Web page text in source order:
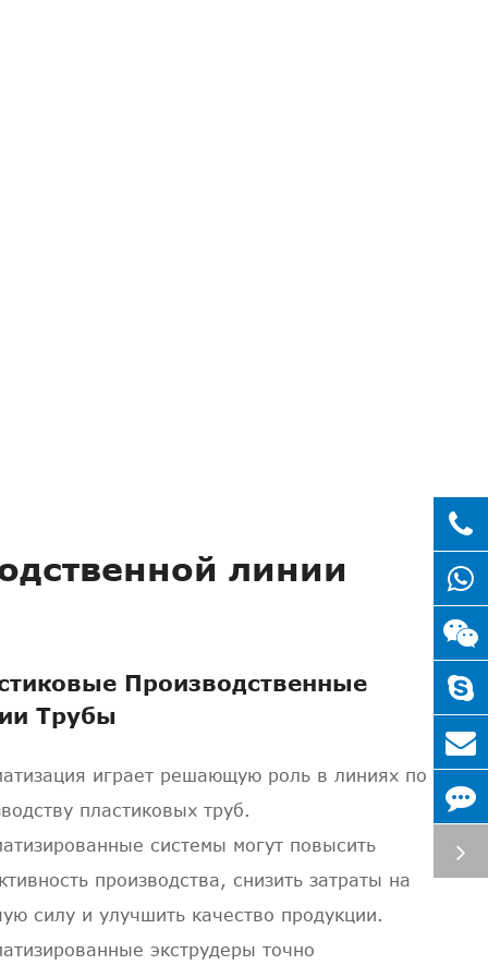
линии
Производственные
Трубы
играет решающую роль в линиях по
пластиковых труб.
системы могут повысить
производства, снизить затраты на
силу и улучшить качество продукции.
экструдеры точно